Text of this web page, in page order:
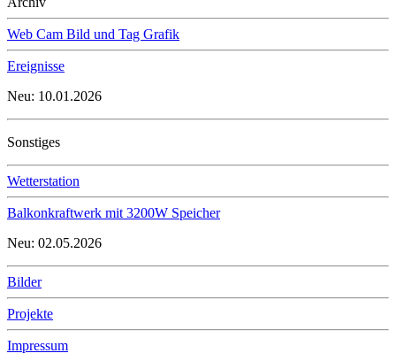
Web Cam Bild und Tag Grafik
Ereignisse
Neu: 10.01.2026
Sonstiges
Wetterstation
Balkonkraftwerk mit 3200W Speicher
Neu: 02.05.2026
Bilder
Projekte
Impressum